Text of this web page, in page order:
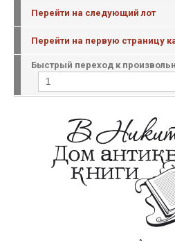
Перейти на следующий лот
Перейти на первую страницу
Быстрый переход к